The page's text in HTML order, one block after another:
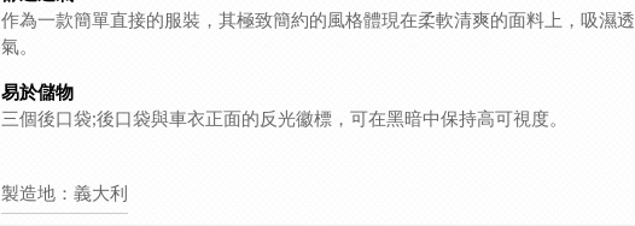
作為一款簡單直接的服裝，其極致簡約的風格體現在柔軟清爽的面料上，吸濕透
氣。
易於儲物
三個後口袋;後口袋與車衣正面的反光徽標，可在黑暗中保持高可視度。
製造地：義大利